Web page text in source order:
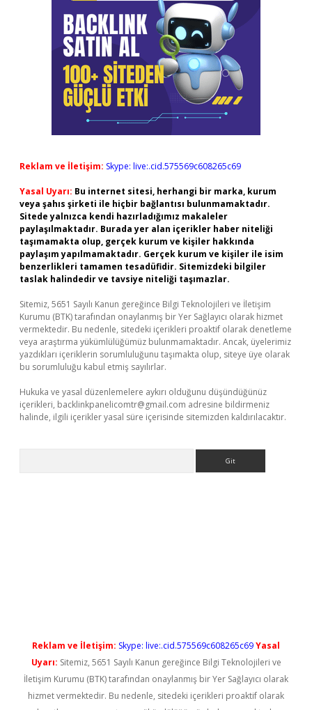
Reklam ve İletişim: Skype: live:.cid.575569c608265c69
Yasal Uyarı: Bu internet sitesi, herhangi bir marka, kurum
veya şahıs şirketi ile hiçbir bağlantısı bulunmamaktadır.
Sitede yalnızca kendi hazırladığımız makaleler
paylaşılmaktadır. Burada yer alan içerikler haber niteliği
taşımamakta olup, gerçek kurum ve kişiler hakkında
paylaşım yapılmamaktadır. Gerçek kurum ve kişiler ile isim
benzerlikleri tamamen tesadüfidir. Sitemizdeki bilgiler
taslak halindedir ve tavsiye niteliği taşımazlar.
Sitemiz, 5651 Sayılı Kanun gereğince Bilgi Teknolojileri ve İletişim
Kurumu (BTK) tarafından onaylanmış bir Yer Sağlayıcı olarak hizmet
vermektedir. Bu nedenle, sitedeki içerikleri proaktif olarak denetleme
veya araştırma yükümlülüğümüz bulunmamaktadır. Ancak, üyelerimiz
yazdıkları içeriklerin sorumluluğunu taşımakta olup, siteye üye olarak
bu sorumluluğu kabul etmiş sayılırlar.
Hukuka ve yasal düzenlemelere aykırı olduğunu düşündüğünüz
içerikleri, backlinkpanelicomtr@gmail.com adresine bildirmeniz
halinde, ilgili içerikler yasal süre içerisinde sitemizden kaldırılacaktır.
Reklam ve İletişim: Skype: live:.cid.575569c608265c69Yasal
Uyarı: Sitemiz, 5651 Sayılı Kanun gereğince Bilgi Teknolojileri ve
İletişim Kurumu (BTK) tarafından onaylanmış bir Yer Sağlayıcı olarak
hizmet vermektedir. Bu nedenle, sitedeki içerikleri proaktif olarak